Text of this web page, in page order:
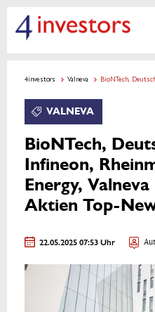
4investors Valneva BioNTech, Deutsche Bank,
VALNEVA
BioNTech,
Infineon,
Energy,
Aktien Top-
22.05.2025 07:53 Uhr